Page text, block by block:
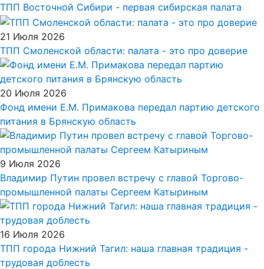
ТПП Восточной Сибири - первая сибирская палата
21 Июля 2026
ТПП Смоленской области: палата - это про доверие
20 Июля 2026
Фонд имени Е.М. Примакова передал партию детского
питания в Брянскую область
9 Июля 2026
Владимир Путин провел встречу с главой Торгово-
промышленной палаты Сергеем Катыриным
16 Июля 2026
ТПП города Нижний Тагил: наша главная традиция -
трудовая доблесть